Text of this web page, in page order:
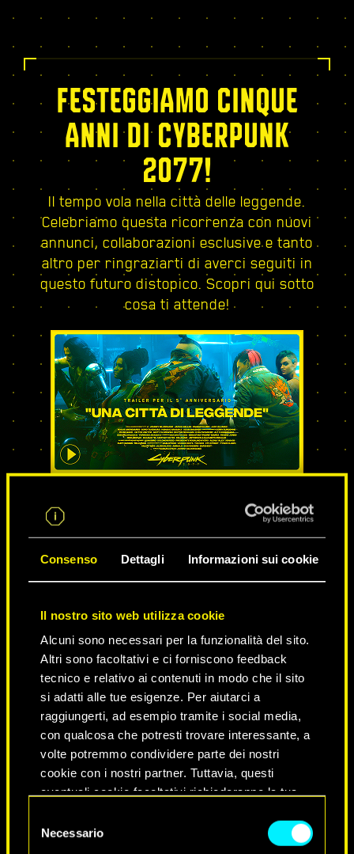
Consenso Dettagli Informazioni sui cookie
Il nostro sito web utilizza cookie
Alcuni sono necessari per la funzionalità del sito.
Altri sono facoltativi e ci forniscono feedback
tecnico e relativo ai contenuti in modo che il sito
si adatti alle tue esigenze. Per aiutarci a
raggiungerti, ad esempio tramite i social media,
con qualcosa che potresti trovare interessante, a
volte potremmo condividere parte dei nostri
cookie con i nostri partner. Tuttavia, questi
eventuali cookie facoltativi richiederanno la tua
Tutti i dettagli su come utilizziamo i cookie e su
delNecessario
FESTEGGIAMO CINQUE
ANNI DI CYBERPUNK
2077!
Il tempo vola nella città delle leggende.
Celebriamo questa ricorrenza con nuovi
annunci, collaborazioni esclusive e tanto
altro per ringraziarti di averci seguiti in
questo futuro distopico. Scopri qui sotto
cosa ti attende!
NEVER FADE AWAY